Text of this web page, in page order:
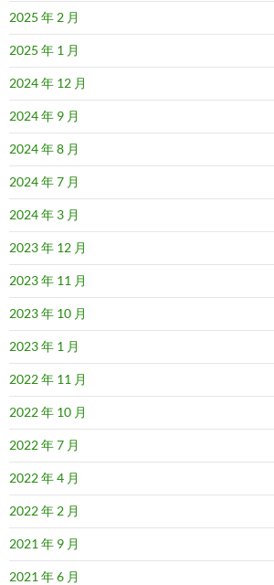
2025 年 2 月
2025 年 1 月
2024 年 12 月
2024 年 9 月
2024 年 8 月
2024 年 7 月
2024 年 3 月
2023 年 12 月
2023 年 11 月
2023 年 10 月
2023 年 1 月
2022 年 11 月
2022 年 10 月
2022 年 7 月
2022 年 4 月
2022 年 2 月
2021 年 9 月
2021 年 6 月